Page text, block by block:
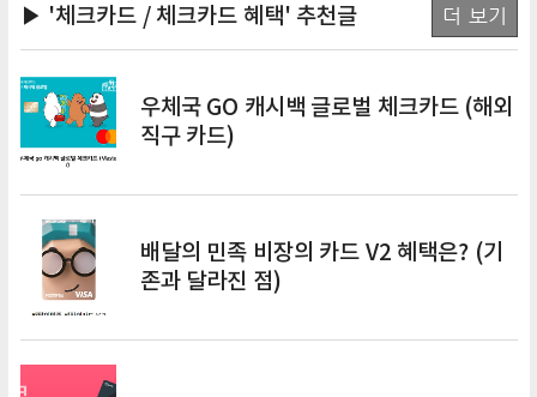
▶ '체크카드 / 체크카드 혜택' 추천글 더 보기
우체국 GO 캐시백 글로벌 체크카드 (해외
직구 카드)
배달의 민족 비장의 카드 V2 혜택은? (기
존과 달라진 점)